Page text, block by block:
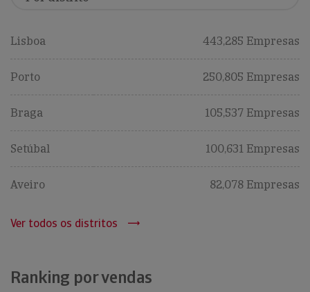
Lisboa 443,285 Empresas
Porto 250,805 Empresas
Braga 105,537 Empresas
Setúbal 100,631 Empresas
Aveiro 82,078 Empresas
Ver todos os distritos
Ranking por vendas